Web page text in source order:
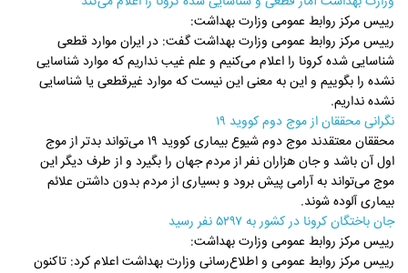
رییس مرکز روابط عمومی وزارت بهداشت:
رییس مرکز روابط عمومی وزارت بهداشت گفت: در ایران موارد قطعی
شناسایی شده کرونا را اعلام می‌کنیم و علم غیب نداریم که موارد شناسایی
نشده را بگوییم و این به معنی این نیست که موارد غیرقطعی یا شناسایی
نشده نداریم.
نگرانی محققان از موج دوم کووید ۱۹
محققان معتقدند موج دوم شیوع بیماری کووید ۱۹ می‌تواند بدتر از موج
اول آن باشد و جان هزاران نفر از مردم جهان را بگیرد و از طرف دیگر این
موج می‌تواند به آرامی پیش برود و بسیاری از مردم بدون داشتن علائم
بیماری آلوده شوند.
جان باختگان کرونا در کشور به ۵۲۹۷ نفر رسید
رییس مرکز روابط عمومی وزارت بهداشت:
رییس مرکز روابط عمومی و اطلاع‌رسانی وزارت بهداشت اعلام کرد: تاکنون